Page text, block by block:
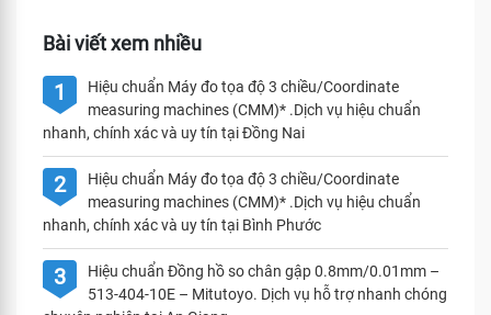
Bài viết xem nhiều
1
Hiệu chuẩn Máy đo tọa độ 3 chiều/Coordinate
measuring machines (CMM)* .Dịch vụ hiệu chuẩn
nhanh, chính xác và uy tín tại Đồng Nai
2
Hiệu chuẩn Máy đo tọa độ 3 chiều/Coordinate
measuring machines (CMM)* .Dịch vụ hiệu chuẩn
nhanh, chính xác và uy tín tại Bình Phước
3
Hiệu chuẩn Đồng hồ so chân gập 0.8mm/0.01mm –
513-404-10E – Mitutoyo. Dịch vụ hỗ trợ nhanh chóng